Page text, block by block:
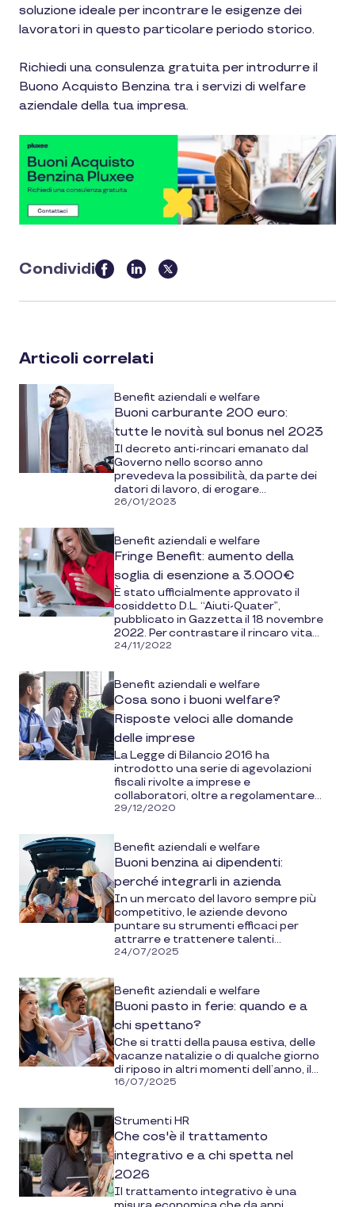
soluzione ideale per incontrare le esigenze dei
lavoratori in questo particolare periodo storico.
Richiedi una consulenza gratuita per introdurre il
Buono Acquisto Benzina tra i servizi di welfare
aziendale della tua impresa.
Condividi
this
article
media
Articoli correlati
Benefit aziendali e welfare
Buoni carburante 200 euro:
tutte le novità sul bonus nel 2023
Il decreto anti-rincari emanato dal
Governo nello scorso anno
prevedeva la possibilità, da parte dei
datori di lavoro, di erogare...
26/01/2023
Benefit aziendali e welfare
Fringe Benefit: aumento della
soglia di esenzione a 3.000€
È stato ufficialmente approvato il
cosiddetto D.L. “Aiuti-Quater”,
pubblicato in Gazzetta il 18 novembre
2022. Per contrastare il rincaro vita...
24/11/2022
Benefit aziendali e welfare
Cosa sono i buoni welfare?
Risposte veloci alle domande
delle imprese
La Legge di Bilancio 2016 ha
introdotto una serie di agevolazioni
fiscali rivolte a imprese e
collaboratori, oltre a regolamentare...
29/12/2020
Benefit aziendali e welfare
Buoni benzina ai dipendenti:
perché integrarli in azienda
In un mercato del lavoro sempre più
competitivo, le aziende devono
puntare su strumenti efficaci per
attrarre e trattenere talenti...
24/07/2025
Benefit aziendali e welfare
Buoni pasto in ferie: quando e a
chi spettano?
Che si tratti della pausa estiva, delle
vacanze natalizie o di qualche giorno
di riposo in altri momenti dell’anno, il...
16/07/2025
Strumenti HR
Che cos'è il trattamento
integrativo e a chi spetta nel
2026
Il trattamento integrativo è una